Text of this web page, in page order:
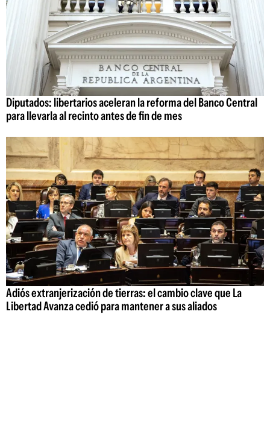
Diputados: libertarios aceleran la reforma del Banco Central
para llevarla al recinto antes de fin de mes
Adiós extranjerización de tierras: el cambio clave que La
Libertad Avanza cedió para mantener a sus aliados